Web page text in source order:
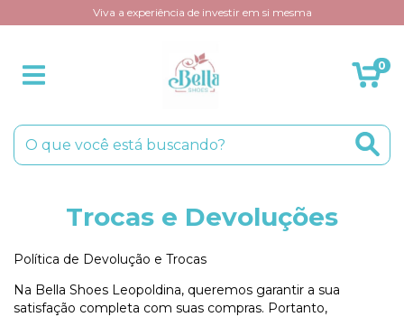
Viva a experiência de investir em si mesma
0
Trocas e Devoluções
Política de Devolução e Trocas
Na Bella Shoes Leopoldina, queremos garantir a sua
satisfação completa com suas compras. Portanto,